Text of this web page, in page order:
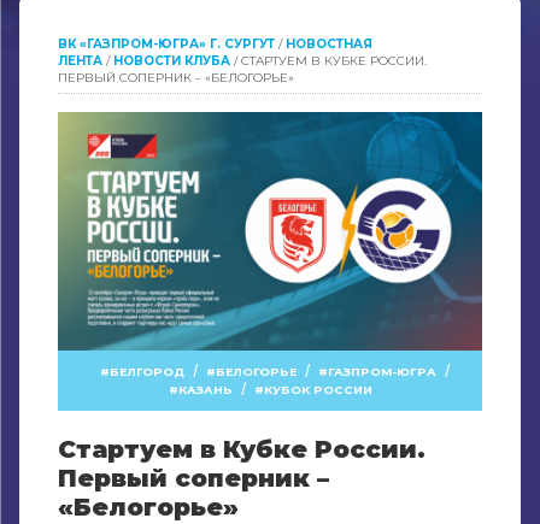
ВК «ГАЗПРОМ-ЮГРА» Г. СУРГУТ / НОВОСТНАЯ
ЛЕНТА / НОВОСТИ КЛУБА /СТАРТУЕМ В КУБКЕ РОССИИ.
ПЕРВЫЙ СОПЕРНИК – «БЕЛОГОРЬЕ»
БЕЛГОРОД / БЕЛОГОРЬЕ / ГАЗПРОМ-ЮГРА /
КАЗАНЬ / КУБОК РОССИИ
Стартуем в Кубке России.
Первый соперник –
«Белогорье»